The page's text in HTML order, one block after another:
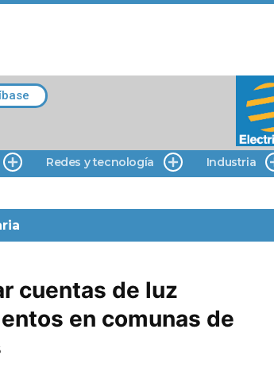
Redes y tecnología Industria
cuentas de luz
en comunas de